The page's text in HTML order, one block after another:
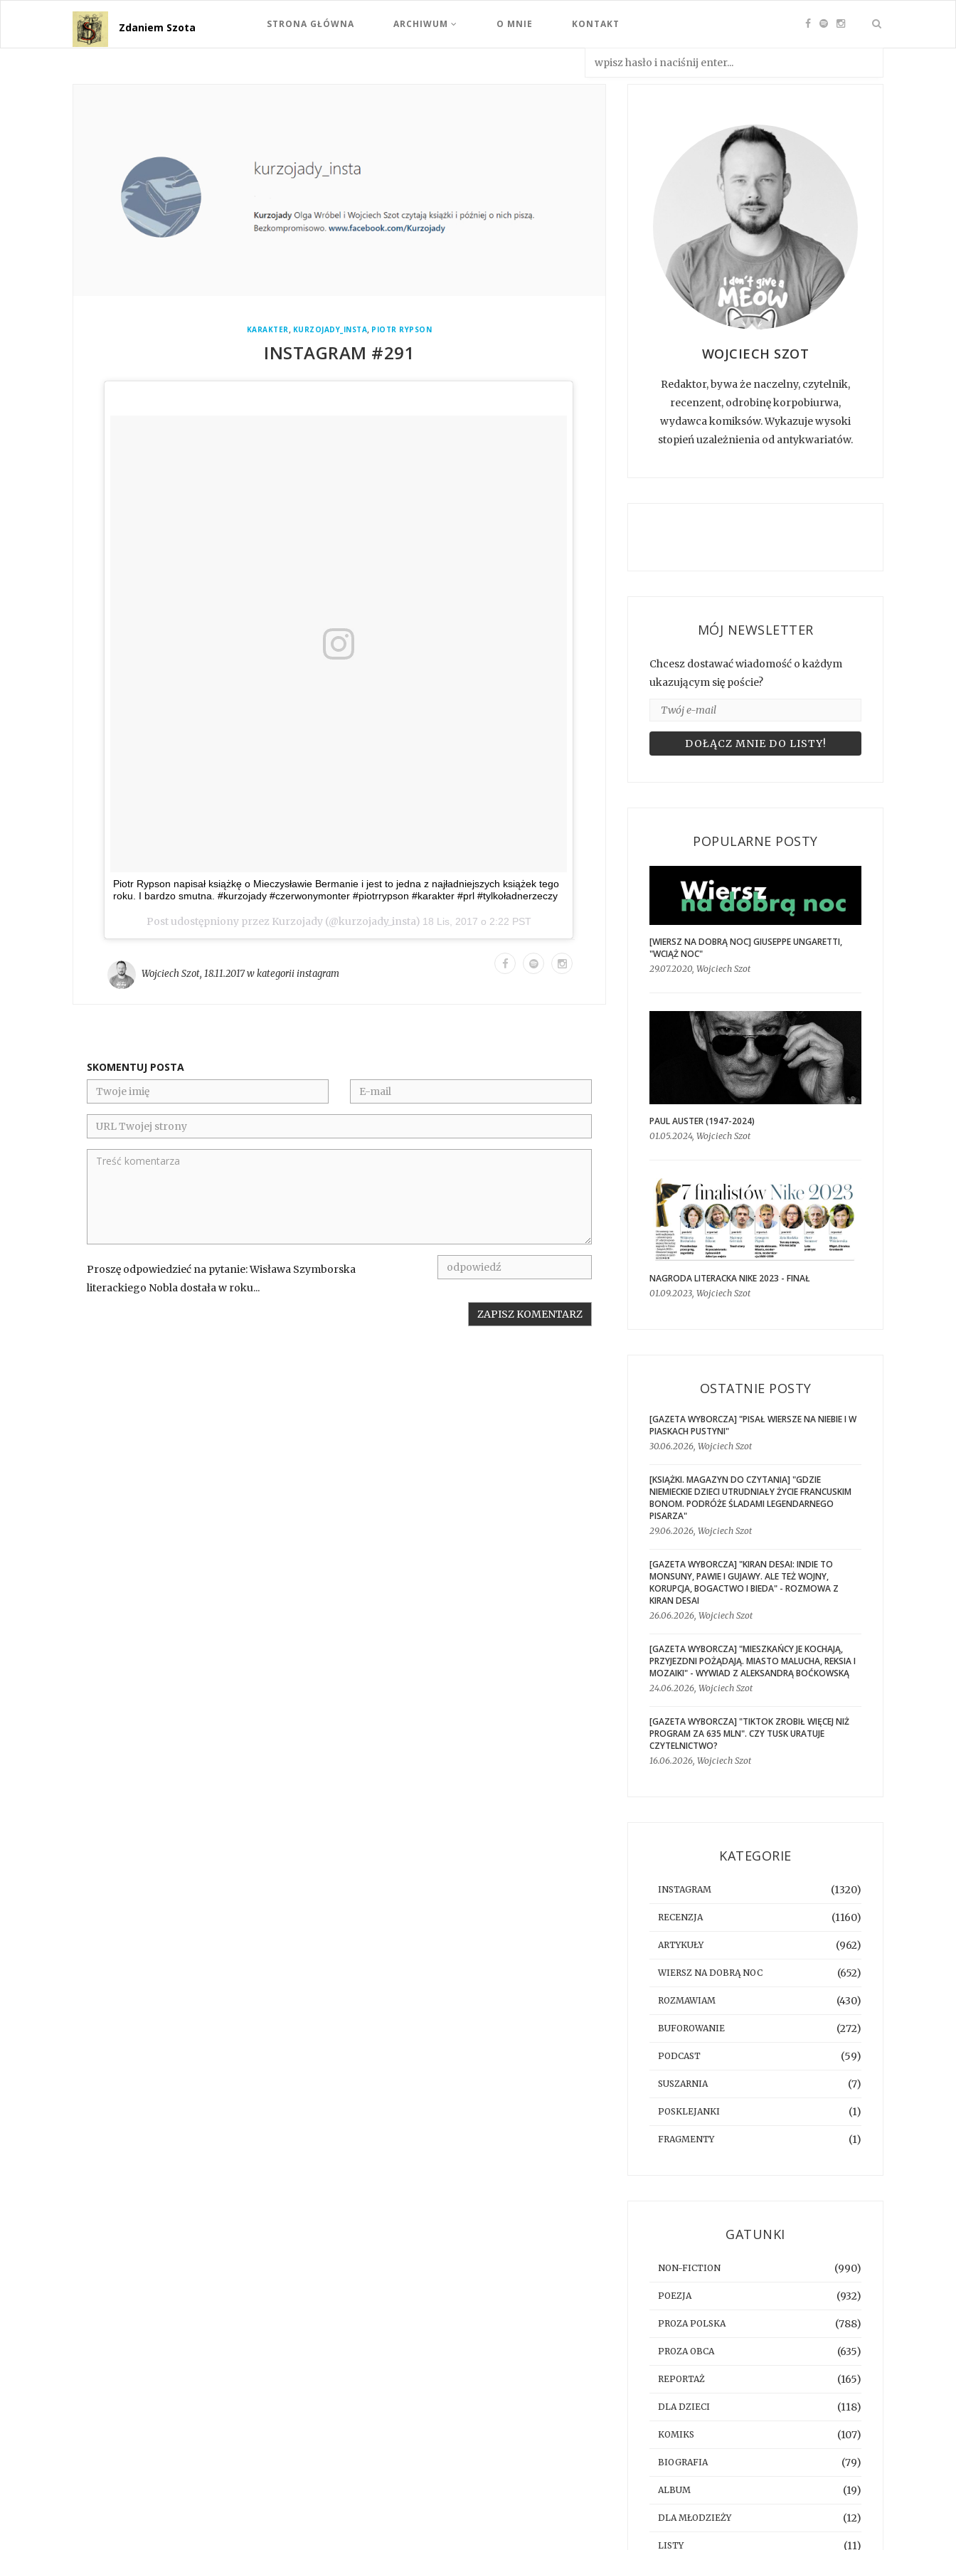
Zdaniem Szota STRONA GŁÓWNA ARCHIWUM O MNIE KONTAKT
KARAKTER, KURZOJADY_INSTA, PIOTR RYPSON
INSTAGRAM #291
Piotr Rypson napisał książkę o Mieczysławie Bermanie i jest to jedna z najładniejszych książek tego
roku. I bardzo smutna. #kurzojady #czerwonymonter #piotrrypson #karakter #prl #tylkoładnerzeczy
Post udostępniony przez Kurzojady (@kurzojady_insta) 18 Lis, 2017 o 2:22 PST
Wojciech Szot, 18.11.2017 w kategoriiinstagram
SKOMENTUJ POSTA
Proszę odpowiedzieć na pytanie: Wisława Szymborska
literackiego Nobla dostała w roku...
WOJCIECH SZOT
Redaktor, bywa że naczelny, czytelnik,
recenzent, odrobinę korpobiurwa,
wydawca komiksów. Wykazuje wysoki
stopień uzależnienia od antykwariatów.
MÓJ NEWSLETTER
Chcesz dostawać wiadomość o każdym
ukazującym się poście?
POPULARNE POSTY
[WIERSZ NA DOBRĄ NOC] GIUSEPPE UNGARETTI,
"WCIĄŻ NOC"
29.07.2020, Wojciech Szot
PAUL AUSTER (1947-2024)
01.05.2024, Wojciech Szot
NAGRODA LITERACKA NIKE 2023 - FINAŁ
01.09.2023, Wojciech Szot
OSTATNIE POSTY
[GAZETA WYBORCZA] "PISAŁ WIERSZE NA NIEBIE I W
PIASKACH PUSTYNI"
30.06.2026, Wojciech Szot
[KSIĄŻKI. MAGAZYN DO CZYTANIA] "GDZIE
NIEMIECKIE DZIECI UTRUDNIAŁY ŻYCIE FRANCUSKIM
BONOM. PODRÓŻE ŚLADAMI LEGENDARNEGO
PISARZA"
29.06.2026, Wojciech Szot
[GAZETA WYBORCZA] "KIRAN DESAI: INDIE TO
MONSUNY, PAWIE I GUJAWY. ALE TEŻ WOJNY,
KORUPCJA, BOGACTWO I BIEDA" - ROZMOWA Z
KIRAN DESAI
26.06.2026, Wojciech Szot
[GAZETA WYBORCZA] "MIESZKAŃCY JE KOCHAJĄ,
PRZYJEZDNI POŻĄDAJĄ. MIASTO MALUCHA, REKSIA I
MOZAIKI" - WYWIAD Z ALEKSANDRĄ BOĆKOWSKĄ
24.06.2026, Wojciech Szot
[GAZETA WYBORCZA] "TIKTOK ZROBIŁ WIĘCEJ NIŻ
PROGRAM ZA 635 MLN". CZY TUSK URATUJE
CZYTELNICTWO?
16.06.2026, Wojciech Szot
KATEGORIE
INSTAGRAM (1320)
RECENZJA (1160)
ARTYKUŁY (962)
WIERSZ NA DOBRĄ NOC (652)
ROZMAWIAM (430)
BUFOROWANIE (272)
PODCAST (59)
SUSZARNIA (7)
POSKLEJANKI (1)
FRAGMENTY (1)
GATUNKI
NON-FICTION (990)
POEZJA (932)
PROZA POLSKA (788)
PROZA OBCA (635)
REPORTAŻ (165)
DLA DZIECI (118)
KOMIKS (107)
BIOGRAFIA (79)
ALBUM (19)
DLA MŁODZIEŻY (12)
LISTY (11)